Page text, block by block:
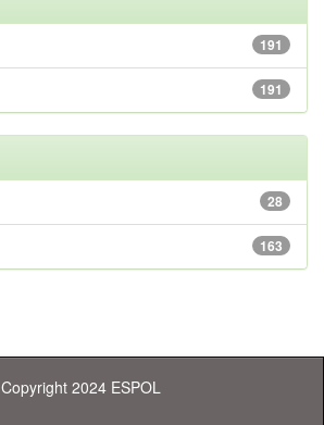
191
191
28
163
Copyright 2024 ESPOL